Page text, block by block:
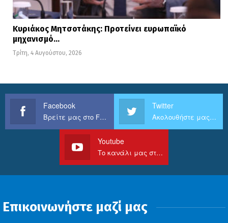
Κυριάκος Μητσοτάκης: Προτείνει ευρωπαϊκό
μηχανισμό…
Τρίτη, 4 Αυγούστου, 2026
Facebook
Βρείτε μας στο Facebook
Twitter
Ακολουθήστε μας στο Twitter
Youtube
Το κανάλι μας στο Youtube
Επικοινωνήστε μαζί μας